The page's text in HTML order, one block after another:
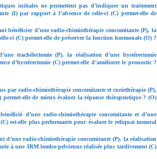
initiales ne permettent pas d’indiquer un traitement
(I) par rapport à l’absence de celle-ci (C) permet-elle de
bénéficier d’une radio-chimiothérapie concomitante (P), la
ci (C) permet-elle de préserver la fonction hormonale (O) ?
trachélectomie (P), la réalisation d’une hystérectomie
d’hystérectomie (C) permet-elle d’améliorer le pronostic ?
par radio-chimiothérapie concomitante et curiethérapie (P),
elle de mieux évaluer la réponse thérapeutique ? (O)
d’une radio-chimiothérapie concomitante et d’une
est-elle plus performante pour évaluer le reliquat tumoral
d’une radio-chimiothérapie concomitante (P), la réalisation
à une IRM lombo-pelvienne réalisée plus tardivement (C)